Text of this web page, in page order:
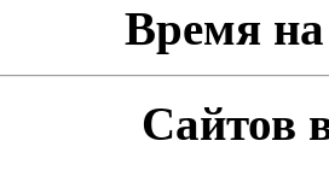
Время на
Сайтов